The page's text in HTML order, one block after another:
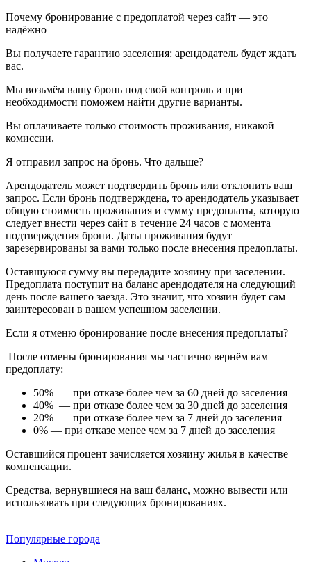
Почему бронирование с предоплатой через сайт — это
надёжно
Вы получаете гарантию заселения: арендодатель будет ждать
вас.
Мы возьмём вашу бронь под свой контроль и при
необходимости поможем найти другие варианты.
Вы оплачиваете только стоимость проживания, никакой
комиссии.
Я отправил запрос на бронь. Что дальше?
Арендодатель может подтвердить бронь или отклонить ваш
запрос. Если бронь подтверждена, то арендодатель указывает
общую стоимость проживания и сумму предоплаты, которую
следует внести через сайт в течение 24 часов с момента
подтверждения брони. Даты проживания будут
зарезервированы за вами только после внесения предоплаты.
Оставшуюся сумму вы передадите хозяину при заселении.
Предоплата поступит на баланс арендодателя на следующий
день после вашего заезда. Это значит, что хозяин будет сам
заинтересован в вашем успешном заселении.
Если я отменю бронирование после внесения предоплаты?
После отмены бронирования мы частично вернём вам
предоплату:
50% — при отказе более чем за 60 дней до заселения
40% — при отказе более чем за 30 дней до заселения
20% — при отказе более чем за 7 дней до заселения
0% — при отказе менее чем за 7 дней до заселения
Оставшийся процент зачисляется хозяину жилья в качестве
компенсации.
Средства, вернувшиеся на ваш баланс, можно вывести или
использовать при следующих бронированиях.
Популярные города